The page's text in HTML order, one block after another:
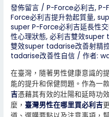
發佈留言 /P-Force必利吉,P-
Force必利吉提升勃起質量,
super P-Force必利吉延長性
性心理狀態,必利吉雙效super
雙效super tadarise改善射精
tadarise改善性自信 / 作者:
在臺灣，隨著男性健康意識的
能的提升和保健問題。作為一
吉憑藉其有效的壯陽和延時功
麼，臺灣男性在哪里買必利吉